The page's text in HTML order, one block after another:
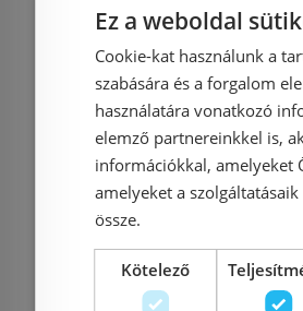
Wellis MyLine Spa
Cosmo
ACS0206
Azonosító: 165845
Cikkszám: ACS0206
44 900 Ft 42 650 Ft
Ez a weboldal
Cookie-kat használunk a
szabására és a forgalom
használatára vonatkozó
elemző partnereinkkel is,
információkkal, amelyeket
amelyeket a
össze.
Kötelező